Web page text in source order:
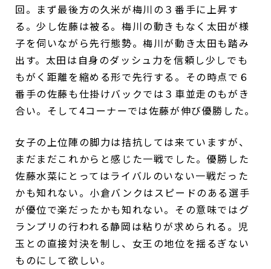
回。まず最後方の久米が梅川の３番手に上昇す
る。少し佐藤は被る。梅川の動きもなく太田が様
子を伺いながら先行態勢。梅川が動き太田も踏み
出す。太田は自身のダッシュ力を信頼し少しでも
もがく距離を縮める形で先行する。その時点で６
番手の佐藤も仕掛けバックでは３車並走のもがき
合い。そして4コーナーでは佐藤が伸び優勝した。
女子の上位陣の脚力は拮抗しては来ていますが、
まだまだこれからと感じた一戦でした。優勝した
佐藤水菜にとってはライバルのいない一戦だった
かも知れない。小倉バンクはスピードのある選手
が優位で楽だったかも知れない。その意味ではグ
ランプリの行われる静岡は粘りが求められる。児
玉との直接対決を制し、女王の地位を揺るぎない
ものにして欲しい。